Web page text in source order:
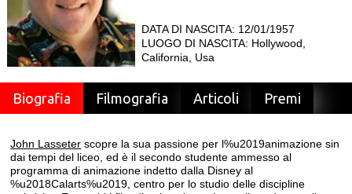
DATA DI NASCITA: 12/01/1957
LUOGO DI NASCITA: Hollywood,
California, Usa
Biografia Filmografia Articoli Premi
John Lasseter scopre la sua passione per l%u2019animazione sin
dai tempi del liceo, ed è il secondo studente ammesso al
programma di animazione indetto dalla Disney al
%u2018Calarts%u2019, centro per lo studio delle discipline